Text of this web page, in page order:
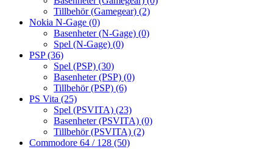
Tillbehör (Gamegear) (2)
Nokia N-Gage (0)
Basenheter (N-Gage) (0)
Spel (N-Gage) (0)
PSP(36)
Spel (PSP) (30)
Basenheter (PSP) (0)
Tillbehör (PSP) (6)
PS Vita (25)
Spel (PSVITA) (23)
Basenheter (PSVITA) (0)
Tillbehör (PSVITA) (2)
Commodore 64 / 128 (50)